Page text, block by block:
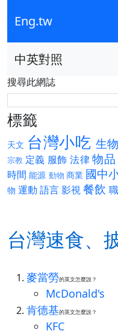
Eng.tw
中英對照
搜尋此網誌
標籤
天文 台灣小吃 生物
宗教 定義 服飾 法律物品
時間 能源 動物 商業 國中
物 運動 語言影視餐飲
台灣速食、
麥當勞的英文怎麼說？
McDonald's
肯德基的英文怎麼說？
KFC